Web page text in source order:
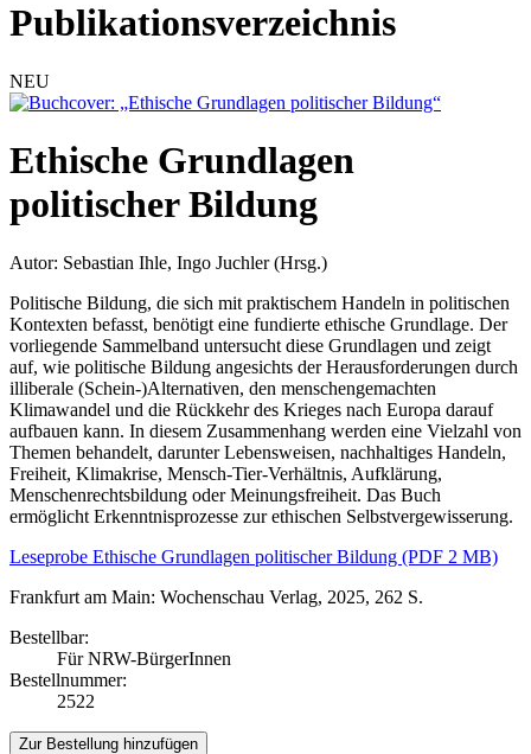
Publikationsverzeichnis
NEU
Ethische Grundlagen
politischer Bildung
Autor: Sebastian Ihle, Ingo Juchler (Hrsg.)
Politische Bildung, die sich mit praktischem Handeln in politischen
Kontexten befasst, benötigt eine fundierte ethische Grundlage. Der
vorliegende Sammelband untersucht diese Grundlagen und zeigt
auf, wie politische Bildung angesichts der Herausforderungen durch
illiberale (Schein-)Alternativen, den menschengemachten
Klimawandel und die Rückkehr des Krieges nach Europa darauf
aufbauen kann. In diesem Zusammenhang werden eine Vielzahl von
Themen behandelt, darunter Lebensweisen, nachhaltiges Handeln,
Freiheit, Klimakrise, Mensch-Tier-Verhältnis, Aufklärung,
Menschenrechtsbildung oder Meinungsfreiheit. Das Buch
ermöglicht Erkenntnisprozesse zur ethischen Selbstvergewisserung.
Leseprobe Ethische Grundlagen politischer Bildung (PDF 2 MB)
Frankfurt am Main: Wochenschau Verlag, 2025, 262 S.
Bestellbar:
Für NRW-BürgerInnen
Bestellnummer:
2522
Zur Bestellung hinzufügen